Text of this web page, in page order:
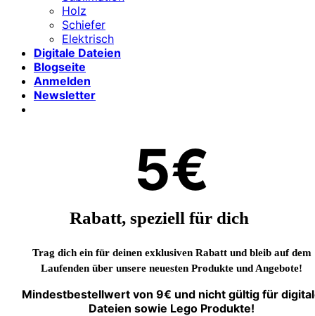
Holz
Schiefer
Elektrisch
Digitale Dateien
Blogseite
Anmelden
Newsletter
5€
Rabatt, speziell für dich
Trag dich ein für deinen exklusiven Rabatt und bleib auf dem
Laufenden über unsere neuesten Produkte und Angebote!
Mindestbestellwert von 9€ und nicht gültig für
Dateien sowie Lego Produkte!